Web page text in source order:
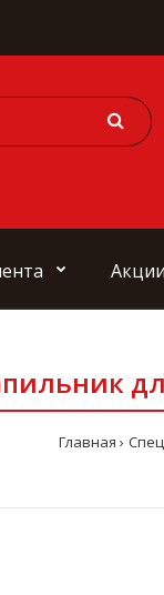
Акции
Главная